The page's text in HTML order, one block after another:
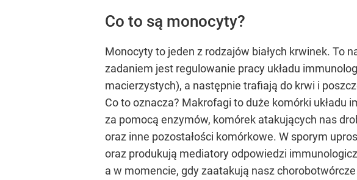
Co to są monocyty?
Monocyty to jeden z rodzajów białych krwinek. To
zadaniem jest regulowanie pracy układu
macierzystych), a następnie trafiają do krwi i
Co to oznacza? Makrofagi to duże komórki
za pomocą enzymów, komórek atakujących nas
oraz inne pozostałości komórkowe. W sporym
oraz produkują mediatory odpowiedzi
a w momencie, gdy zaatakują nasz